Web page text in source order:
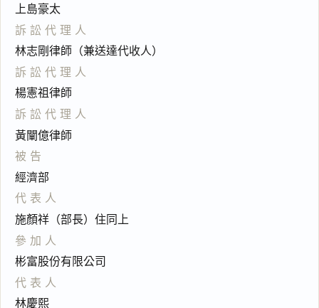
上島豪太
訴訟代理人
林志剛律師（兼送達代收人）
訴訟代理人
楊憲祖律師
訴訟代理人
黃闡億律師
被告
經濟部
代表人
施顏祥（部長）住同上
參加人
彬富股份有限公司
代表人
林慶熙